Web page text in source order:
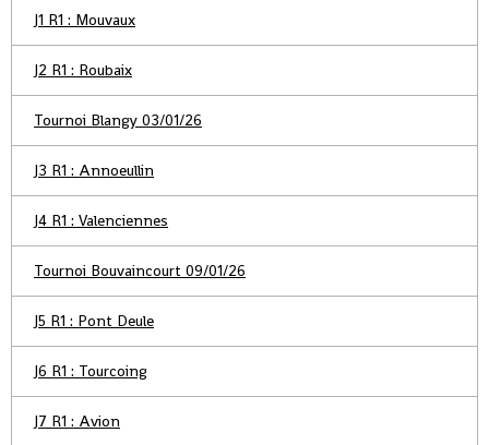
J1 R1 : Mouvaux
J2 R1 : Roubaix
Tournoi Blangy 03/01/26
J3 R1 : Annoeullin
J4 R1 : Valenciennes
Tournoi Bouvaincourt 09/01/26
J5 R1 : Pont Deule
J6 R1 : Tourcoing
J7 R1 : Avion